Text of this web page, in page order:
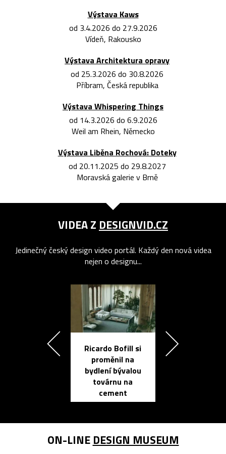
Výstava Kaws
od 3.4.2026 do 27.9.2026
Vídeň, Rakousko
Výstava Architektura opravy
od 25.3.2026 do 30.8.2026
Příbram, Česká republika
Výstava Whispering Things
od 14.3.2026 do 6.9.2026
Weil am Rhein, Německo
Výstava Liběna Rochová: Doteky
od 20.11.2025 do 29.8.2027
Moravská galerie v Brně
VIDEA Z DESIGNVID.CZ
Jedinečný český design video portál. Každý den nová videa
nejen o designu...
Ricardo Bofill si
proměnil na
bydlení bývalou
továrnu na
cement
ON-LINE DESIGN MUSEUM